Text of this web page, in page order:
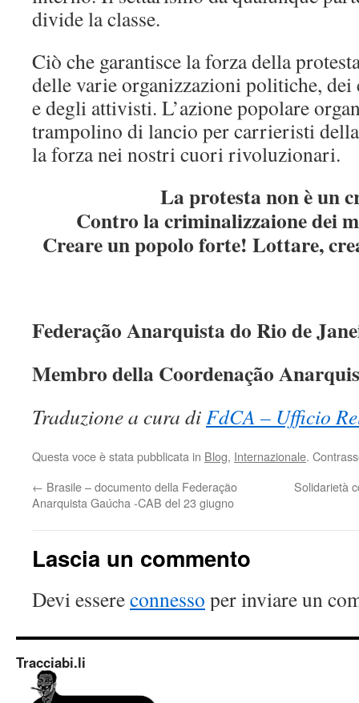
divide la classe.
Ciò che garantisce la forza della
delle varie organizzazioni politiche,
e degli attivisti. L’azione popolare
trampolino di lancio per carrieristi
la forza nei nostri cuori rivoluzionari.
La protesta non è un
Contro la criminalizzaione dei
Creare un popolo forte! Lottare,
Federação Anarquista do Rio de
Membro della Coordenação
Traduzione a cura diFdCA – Ufficio
Questa voce è stata pubblicata in Blog, Internazionale.
← Brasile – documento della Federação
Anarquista Gaúcha -CAB del 23 giugno
Solidarietà
Lascia un commento
Devi essereconnesso per inviare un
Tracciabi.li